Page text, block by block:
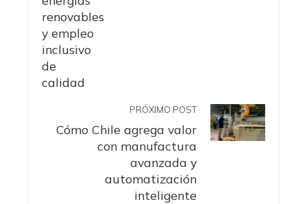
PRÓXIMO POST
Cómo Chile agrega valor
con manufactura
avanzada y
automatización
inteligente